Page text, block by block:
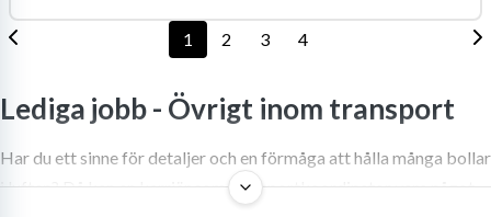
1 2 3 4
Lediga jobb - Övrigt inom transport
Har du ett sinne för detaljer och en förmåga att hålla många bollar
i luften? Då kan en karriär som transportkoordinator vara något